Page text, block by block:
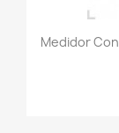
Medidor